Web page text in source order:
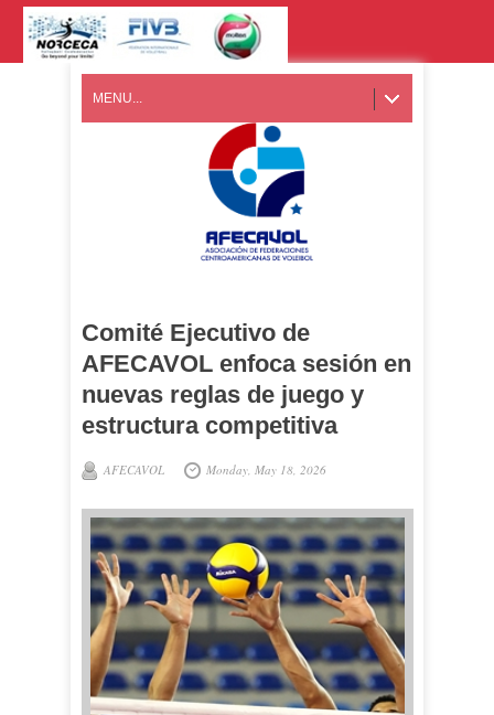
MENU...
Comité Ejecutivo de
AFECAVOL enfoca sesión en
nuevas reglas de juego y
estructura competitiva
AFECAVOL Monday, May 18, 2026